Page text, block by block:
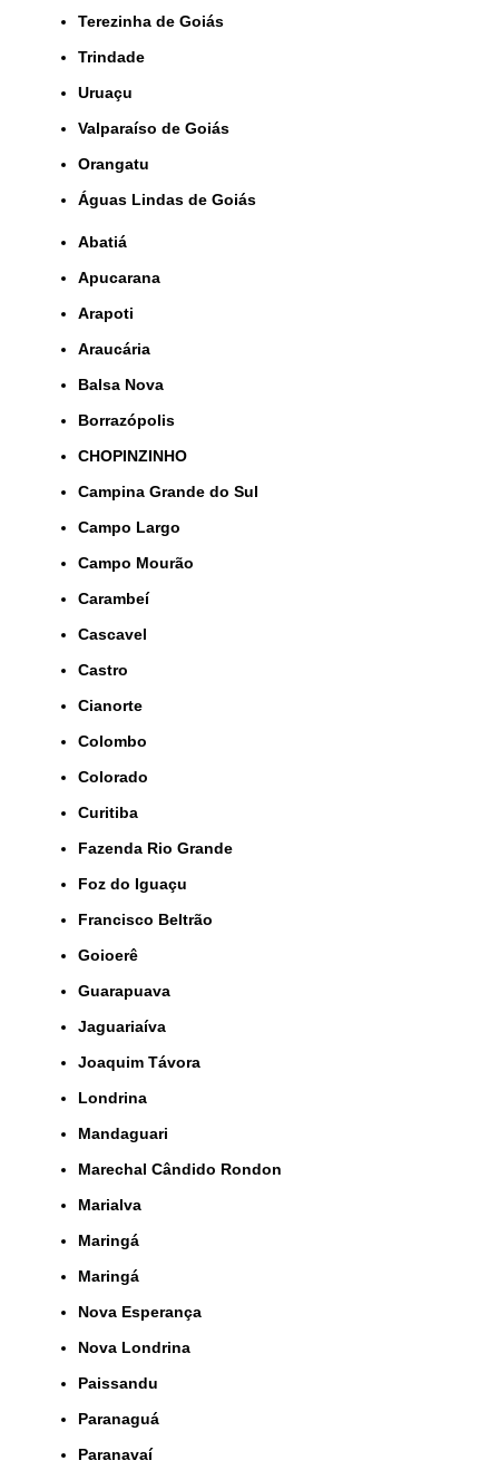
Terezinha de Goiás
Trindade
Uruaçu
Valparaíso de Goiás
orangatu
Águas Lindas de Goiás
Abatiá
Apucarana
Arapoti
Araucária
Balsa Nova
Borrazópolis
CHOPINZINHO
Campina Grande do Sul
Campo Largo
Campo Mourão
Carambeí
Cascavel
Castro
Cianorte
Colombo
Colorado
Curitiba
Fazenda Rio Grande
Foz do Iguaçu
Francisco Beltrão
Goioerê
Guarapuava
Jaguariaíva
Joaquim Távora
Londrina
Mandaguari
Marechal Cândido Rondon
Marialva
Maringá
Maringá
Nova Esperança
Nova Londrina
Paissandu
Paranaguá
Paranavaí